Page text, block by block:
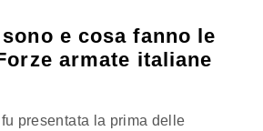
e cosa fanno le
armate italiane
presentata la prima delle